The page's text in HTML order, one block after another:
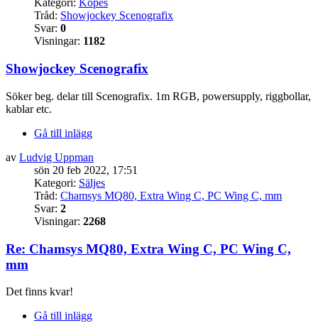
Kategori: Köpes
Tråd: Showjockey Scenografix
Svar: 0
Visningar: 1182
Showjockey Scenografix
Söker beg. delar till Scenografix. 1m RGB, powersupply, riggbollar,
kablar etc.
Gå till inlägg
av Ludvig Uppman
sön 20 feb 2022, 17:51
Kategori: Säljes
Tråd: Chamsys MQ80, Extra Wing C, PC Wing C, mm
Svar: 2
Visningar: 2268
Re: Chamsys MQ80, Extra Wing C, PC Wing C,
mm
Det finns kvar!
Gå till inlägg